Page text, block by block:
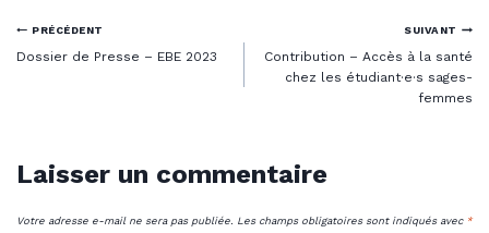
Navigation
PRÉCÉDENT
Dossier de Presse – EBE 2023
SUIVANT
Contribution – Accès à la santé
chez les étudiant·e·s sages-
femmes
Laisser un commentaire
Votre adresse e-mail ne sera pas publiée. Les champs obligatoires sont indiqués avec *